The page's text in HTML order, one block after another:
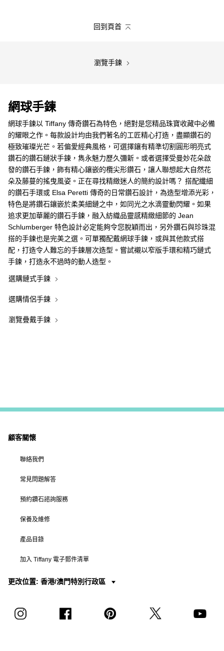
回到頁首
瀏覽手鍊
網球手鍊
網球手鍊以 Tiffany 傳奇鑽石為特色，絕對是您精品珠寶收藏中必備
的耀眼之作。每款設計均由我們著名的工匠精心打造，盡顯鑽石的
極致璀璨光芒。若偏愛經典風格，可選擇鑲有精準切割圓形明亮式
鑽石的鑽石鏈狀手鍊，雋永魅力歷久彌新。或者選擇受曼妙花朵啟
發的鑽石手鍊，飾有精心鑲嵌的欖尖形鑽石，讓人聯想起大自然花
朵及藤蔓的搖曳風姿。正在尋找精緻迷人的簡約設計嗎？ 搭配纖細
的鑽石手環或 Elsa Peretti 傳奇的日常鑽石設計，為造型增添光彩，
特色是將鑽石鑲嵌於柔美細鏈之中，如同光之水滴靈動閃耀。如果
追求更加華麗的鑽石手鍊，融入紡織品靈感精緻細節的 Jean
Schlumberger 特色設計必定能夠令您脫穎而出，另外鑽石與珍珠混
搭的手鍊也是完美之選。可單獨配戴網球手鍊，或與其他款式搭
配，打造令人難忘的手鍊層次造型。嘗試襯以窄版手環和精巧鏈式
手鍊，打造永不過時的動人造型。
選購鏈式手鍊
選購情侶手鍊
瀏覽疊戴手鍊
顧客關懷
聯絡我們
常見問題解答
預約鑽石諮詢服務
保養及維修
產品目錄
加入 Tiffany 電子郵件清單
更改位置: 香港/澳門特別行政區